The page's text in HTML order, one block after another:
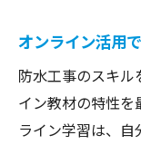
オンライン活用
防水工事のスキ
イン教材の特性を
ライン学習は、